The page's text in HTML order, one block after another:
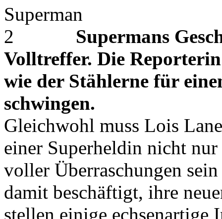
Supermans
Volltreffer. Die
wie der Stählerne für
schwingen.
Gleichwohl muss Lois
einer Superheldin nicht
voller Überraschungen
damit beschäftigt, ihre
stellen einige echsenartige